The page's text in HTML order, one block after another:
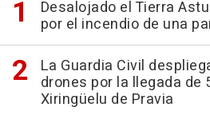
Desalojado el Tierra
por el incendio de una
La Guardia Civil
drones por la llegada de
Xiringüelu de Pravia